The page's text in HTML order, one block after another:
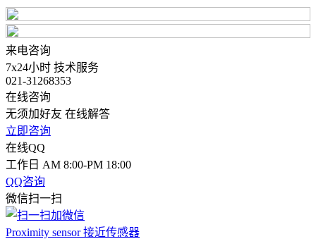
来电咨询
7x24小时 技术服务
021-31268353
在线咨询
无须加好友 在线解答
立即咨询
在线QQ
工作日 AM 8:00-PM 18:00
QQ咨询
微信扫一扫
Proximity sensor 接近传感器